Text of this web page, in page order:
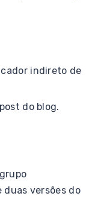
indireto de
do blog.
versões do